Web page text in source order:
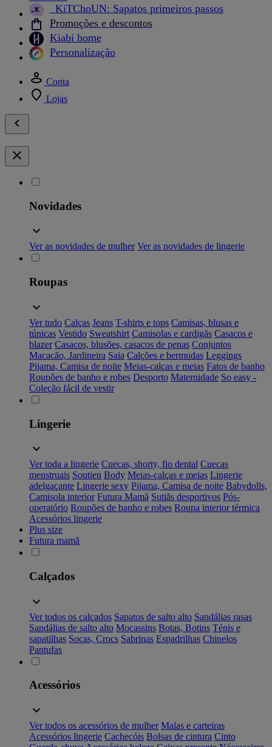
_KiTChoUN: Sapatos primeiros passos
Promoções e descontos
Kiabi home
Personalização
Conta
Lojas
Novidades
Ver as novidades de mulher Ver as novidades de lingerie
Roupas
Ver tudo Calças Jeans T-shirts e tops Camisas, blusas e
túnicas Vestido Sweatshirt Camisolas e cardigãs Casacos e
blazer Casacos, blusões, casacos de penas Conjuntos
Macacão, Jardineira Saia Calções e bermudas Leggings
Pijama, Camisa de noite Meias-calças e meias Fatos de banho
Roupões de banho e robes Desporto Maternidade So easy -
Coleção fácil de vestir
Lingerie
Ver toda a lingerie Cuecas, shorty, fio dental Cuecas
menstruais Soutien Body Meias-calças e meias Lingerie
adelgaçante Lingerie sexy Pijama, Camisa de noite Babydolls,
Camisola interior Futura Mamã Sutiãs desportivos Pós-
operatório Roupões de banho e robes Roupa interior térmica
Acessórios lingerie
Plus size
Futura mamã
Calçados
Ver todos os calçados Sapatos de salto alto Sandálias rasas
Sandálias de salto alto Mocassins Botas, Botins Ténis e
sapatilhas Socas, Crocs Sabrinas Espadrilhas Chinelos
Pantufas
Acessórios
Ver todos os acessórios de mulher Malas e carteiras
Acessórios lingerie Cachecóis Bolsas de cintura Cinto